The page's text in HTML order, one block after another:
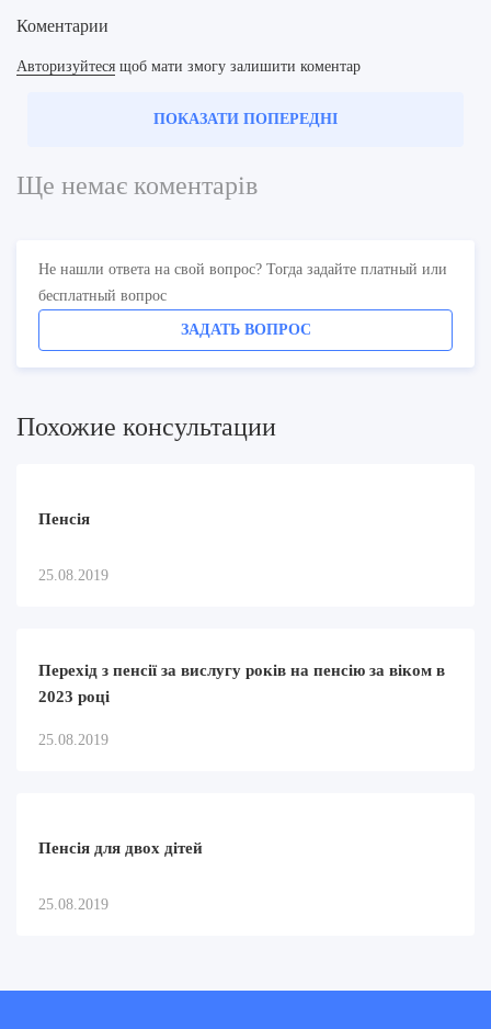
Коментарии
Авторизуйтеся щоб мати змогу залишити коментар
ПОКАЗАТИ ПОПЕРЕДНІ
Ще немає коментарів
Не нашли ответа на свой вопрос? Тогда задайте платный или
бесплатный вопрос
ЗАДАТЬ ВОПРОС
Похожие консультации
Пенсія
25.08.2019
Перехід з пенсії за вислугу років на пенсію за віком в
2023 році
25.08.2019
Пенсія для двох дітей
25.08.2019